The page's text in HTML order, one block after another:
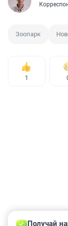
Зоопарк
1
Получай